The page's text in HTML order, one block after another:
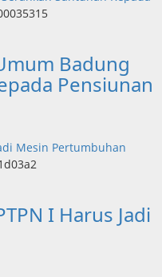
Badung
Pensiunan
Mesin Pertumbuhan
I Harus Jadi